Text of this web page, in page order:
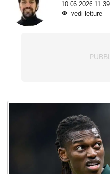
10.06.2026 11:39
vedi letture